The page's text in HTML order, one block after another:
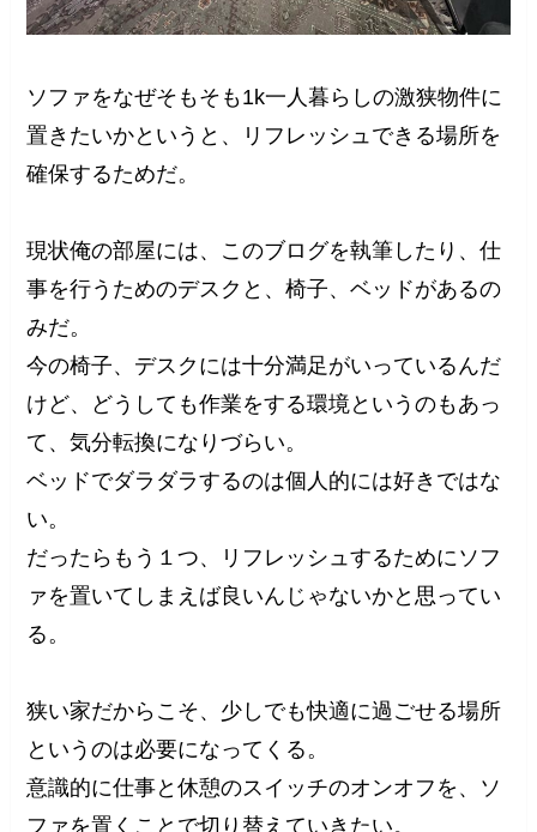
ソファをなぜそもそも1k一人暮らしの激狭物件に
置きたいかというと、リフレッシュできる場所を
確保するためだ。
現状俺の部屋には、このブログを執筆したり、仕
事を行うためのデスクと、椅子、ベッドがあるの
みだ。
今の椅子、デスクには十分満足がいっているんだ
けど、どうしても作業をする環境というのもあっ
て、気分転換になりづらい。
ベッドでダラダラするのは個人的には好きではな
い。
だったらもう１つ、リフレッシュするためにソフ
ァを置いてしまえば良いんじゃないかと思ってい
る。
狭い家だからこそ、少しでも快適に過ごせる場所
というのは必要になってくる。
意識的に仕事と休憩のスイッチのオンオフを、ソ
ファを置くことで切り替えていきたい。